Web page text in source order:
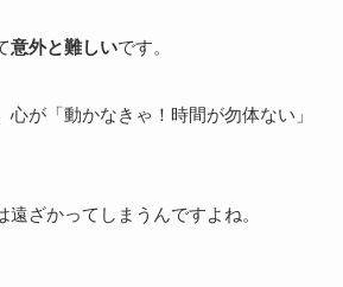
意外と難しいです。
が「動かなきゃ！時間が勿体ない」
ざかってしまうんですよね。